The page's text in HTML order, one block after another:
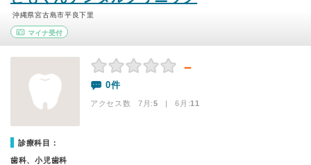
沖縄県宮古島市平良下里
マイナ受付
－
0件
アクセス数 7月:5 | 6月:11
診療科目：
歯科、小児歯科